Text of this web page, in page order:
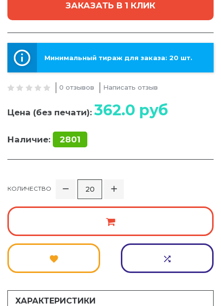
ЗАКАЗАТЬ В 1 КЛИК
Минимальный тираж для заказа: 20 шт.
0 отзывов Написать отзыв
Цена (без печати): 362.0 руб
Наличие: 2801
КОЛИЧЕСТВО
ХАРАКТЕРИСТИКИ